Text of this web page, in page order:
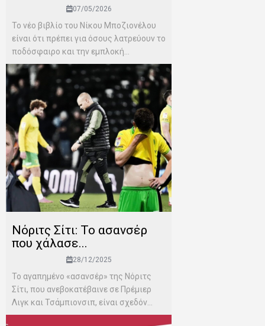
07/05/2026
Το νέο βιβλίο του Νίκου Μποζιονέλου
είναι ότι πρέπει για όσους λατρεύουν το
ποδόσφαιρο και την εμπλοκή...
Νόριτς Σίτι: Το ασανσέρ
που χάλασε...
28/12/2025
Το αγαπημένο «ασανσέρ» της Νόριτς
Σίτι, που ανεβοκατέβαινε σε Πρέμιερ
Λιγκ και Τσάμπιονσιπ, είναι σχεδόν...